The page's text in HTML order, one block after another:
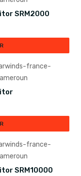
SRM2000
SRM10000